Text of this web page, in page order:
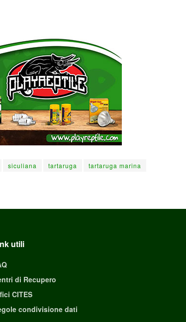
siculiana tartaruga tartaruga marina
utili
di Recupero
CITES
condivisione dati